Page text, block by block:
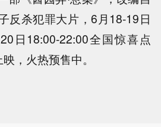
反杀犯罪大片，6月18-19日
日18:00-22:00全国惊喜点
，火热预售中。